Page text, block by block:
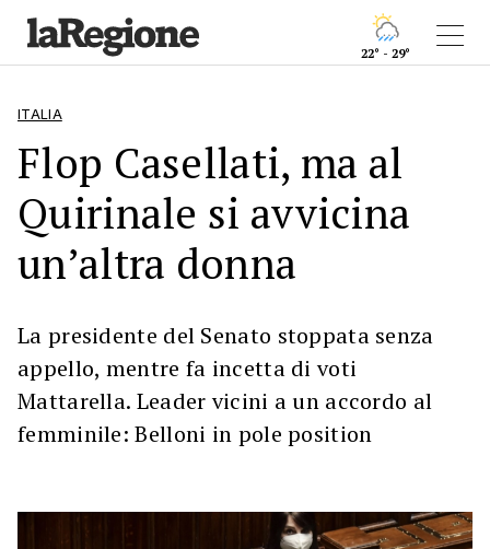
22° - 29°
ITALIA
Flop Casellati, ma al
Quirinale si avvicina
un’altra donna
La presidente del Senato stoppata senza
appello, mentre fa incetta di voti
Mattarella. Leader vicini a un accordo al
femminile: Belloni in pole position